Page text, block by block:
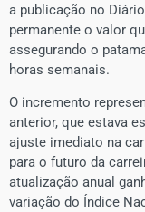
a publicação no
permanente o valor
assegurando o
horas semanais.
O incremento
anterior, que estava
ajuste imediato na
para o futuro da
atualização anual
variação do Índice